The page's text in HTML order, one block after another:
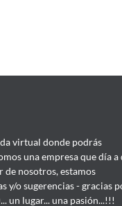
virtual donde podrás
una empresa que día a
nosotros, estamos
y/o sugerencias - gracias
un lugar... una pasión...!!!